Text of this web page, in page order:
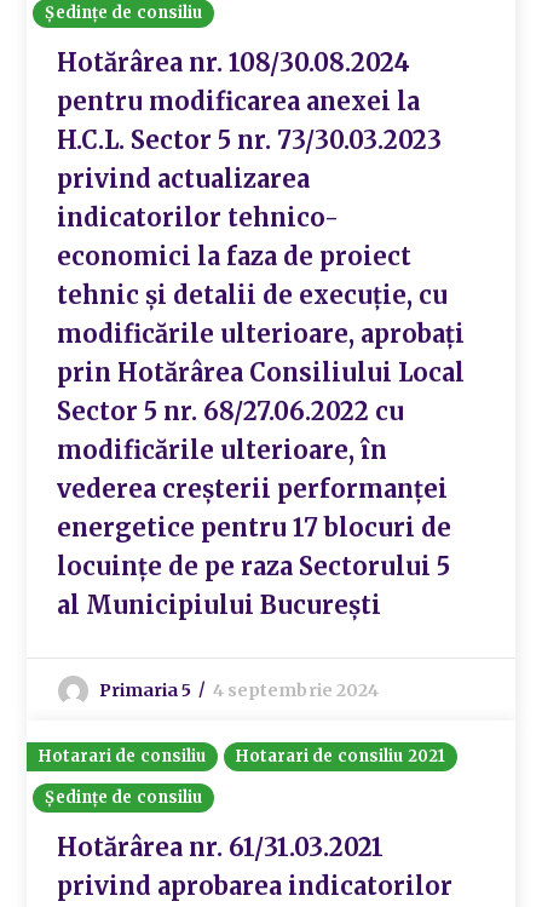
Ședințe de consiliu
Hotărârea nr. 108/30.08.2024
pentru modificarea anexei la
H.C.L. Sector 5 nr. 73/30.03.2023
privind actualizarea
indicatorilor tehnico-
economici la faza de proiect
tehnic și detalii de execuție, cu
modificările ulterioare, aprobați
prin Hotărârea Consiliului Local
Sector 5 nr. 68/27.06.2022 cu
modificările ulterioare, în
vederea creșterii performanței
energetice pentru 17 blocuri de
locuințe de pe raza Sectorului 5
al Municipiului București
Primaria 5 4 septembrie 2024
Hotarari de consiliu
Hotarari de consiliu 2021
Ședințe de consiliu
Hotărârea nr. 61/31.03.2021
privind aprobarea indicatorilor